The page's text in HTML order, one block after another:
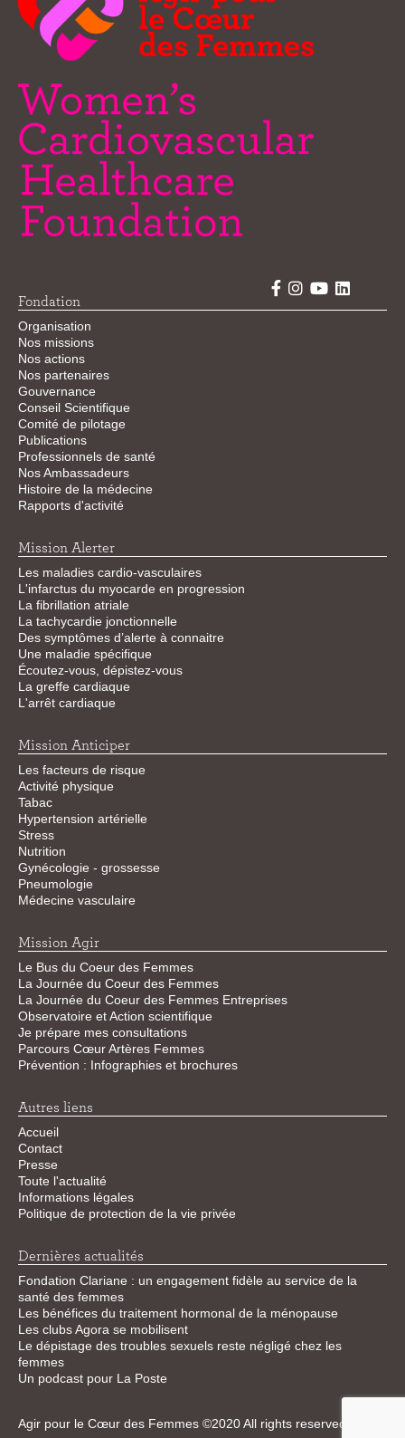
Fondation
Organisation
Nos missions
Nos actions
Nos partenaires
Gouvernance
Conseil Scientifique
Comité de pilotage
Publications
Professionnels de santé
Nos Ambassadeurs
Histoire de la médecine
Rapports d'activité
Mission Alerter
Les maladies cardio-vasculaires
L'infarctus du myocarde en progression
La fibrillation atriale
La tachycardie jonctionnelle
Des symptômes d’alerte à connaitre
Une maladie spécifique
Écoutez-vous, dépistez-vous
La greffe cardiaque
L'arrêt cardiaque
Mission Anticiper
Les facteurs de risque
Activité physique
Tabac
Hypertension artérielle
Stress
Nutrition
Gynécologie - grossesse
Pneumologie
Médecine vasculaire
Mission Agir
Le Bus du Coeur des Femmes
La Journée du Coeur des Femmes
La Journée du Coeur des Femmes Entreprises
Observatoire et Action scientifique
Je prépare mes consultations
Parcours Cœur Artères Femmes
Prévention : Infographies et brochures
Autres liens
Accueil
Contact
Presse
Toute l'actualité
Informations légales
Politique de protection de la vie privée
Dernières actualités
Fondation Clariane : un engagement fidèle au service de la
santé des femmes
Les bénéfices du traitement hormonal de la ménopause
Les clubs Agora se mobilisent
Le dépistage des troubles sexuels reste négligé chez les
femmes
Un podcast pour La Poste
Agir pour le Cœur des Femmes ©2020 All rights reserved